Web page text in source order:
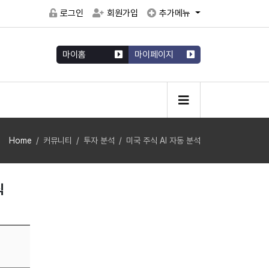
로그인 회원가입 추가메뉴
마이홈 마이페이지
Home 커뮤니티 투자 분석 미국 주식 AI 자동 분석